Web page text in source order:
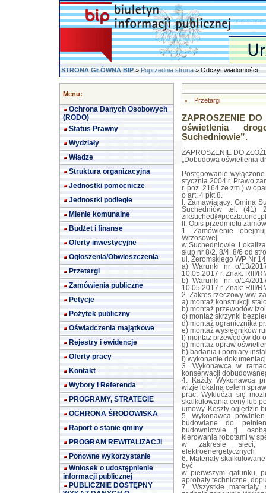
STRONA GŁÓWNA BIP»Poprzednia strona» Odczyt wiadomości
Menu:
Ochrona Danych Osobowych
(RODO)
Status Prawny
Wydziały
Władze
Struktura organizacyjna
Jednostki pomocnicze
Jednostki podległe
Mienie komunalne
Budżet i finanse
Oferty inwestycyjne
Ogłoszenia/Obwieszczenia
Przetargi
Zamówienia publiczne
Petycje
Pożytek publiczny
Oświadczenia majątkowe
Rejestry i ewidencje
Oferty pracy
Kontakt
Wybory i Referenda
PROGRAMY, STRATEGIE
OCHRONA ŚRODOWISKA
Raport o stanie gminy
PROGRAM REWITALIZACJI
Ponowne wykorzystanie
Wniosek o udostępnienie
informacji publicznej
PUBLICZNIE DOSTĘPNY
Przetargi
ZAPROSZENIE
oświetlenia
Suchedniowie”.
ZAPROSZENIE DO
„Dobudowa oświetlenia
Postępowanie
stycznia 2004 r. Prawo
r. poz. 2164 ze zm.) w
o art. 4 pkt 8.
I. Zamawiający: Gmina
Suchedniów tel.
ziksuched@poczta.onet.pl
II. Opis przedmiotu
1. Zamówienie
Wrzosowej
w Suchedniowie.
słup nr 8/2, 8/4, 8/6 od
ul. Żeromskiego WP Nr
a) Warunki nr o/13/
10.05.2017 r. Znak: RIII/
b) Warunki nr o/14/
10.05.2017 r. Znak: RIII/
2. Zakres rzeczowy ww.
a) montaż konstrukcji
b) montaż przewodów
c) montaż skrzynki
d) montaż ogranicznika
e) montaż wysięgników
f) montaż przewodów do
g) montaż opraw
h) badania i pomiary
i) wykonanie
3. Wykonawca w
konserwacji
4. Każdy Wykonawca
wizje lokalną celem
prac. Wyklucza się
skalkulowania ceny lub
umowy. Koszty oględzin
5. Wykonawca
budowlane do
budownictwie tj.
kierowania robotami w
w zakresie sieci,
elektroenergetycznych
6. Materiały
być
w pierwszym gatunku,
aprobaty techniczne,
7. Wszystkie